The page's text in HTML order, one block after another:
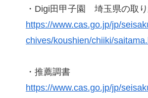
・Digi田甲子園 埼玉県の取
https://www.cas.go.jp/jp/
chives/koushien/chiiki/
・推薦調書
https://www.cas.go.jp/jp/